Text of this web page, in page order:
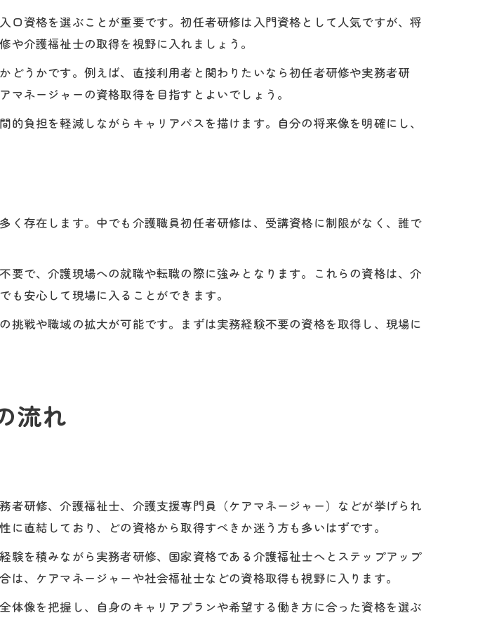
資格を選ぶことが重要です。初任者研修は入門資格として人気ですが、将
介護福祉士の取得を視野に入れましょう。
どうかです。例えば、直接利用者と関わりたいなら初任者研修や実務者研
ネージャーの資格取得を目指すとよいでしょう。
負担を軽減しながらキャリアパスを描けます。自分の将来像を明確にし、
存在します。中でも介護職員初任者研修は、受講資格に制限がなく、誰で
で、介護現場への就職や転職の際に強みとなります。これらの資格は、介
安心して現場に入ることができます。
戦や職域の拡大が可能です。まずは実務経験不要の資格を取得し、現場に
流れ
研修、介護福祉士、介護支援専門員（ケアマネージャー）などが挙げられ
直結しており、どの資格から取得すべきか迷う方も多いはずです。
を積みながら実務者研修、国家資格である介護福祉士へとステップアップ
、ケアマネージャーや社会福祉士などの資格取得も視野に入ります。
像を把握し、自身のキャリアプランや希望する働き方に合った資格を選ぶ